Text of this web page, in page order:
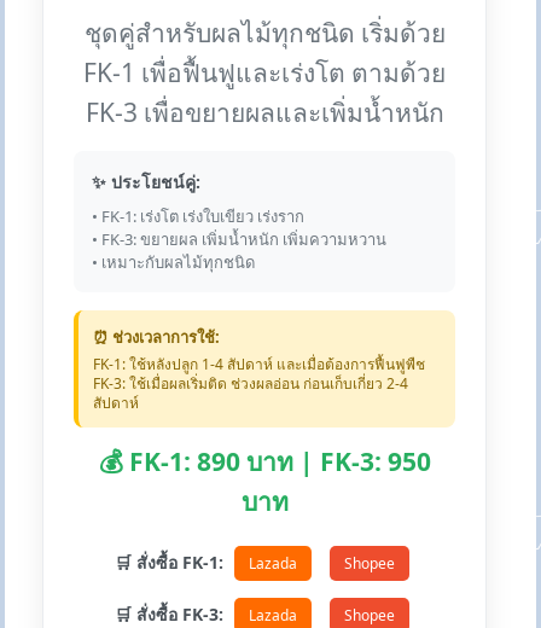
ชุดคู่สำหรับผลไม้ทุกชนิด เริ่มด้วย
FK-1 เพื่อฟื้นฟูและเร่งโต ตามด้วย
FK-3 เพื่อขยายผลและเพิ่มน้ำหนัก
✨ ประโยชน์คู่:
• FK-1: เร่งโต เร่งใบเขียว เร่งราก
• FK-3: ขยายผล เพิ่มน้ำหนัก เพิ่มความหวาน
• เหมาะกับผลไม้ทุกชนิด
⏰ ช่วงเวลาการใช้:
FK-1: ใช้หลังปลูก 1-4 สัปดาห์ และเมื่อต้องการฟื้นฟูพืช
FK-3: ใช้เมื่อผลเริ่มติด ช่วงผลอ่อน ก่อนเก็บเกี่ยว 2-4
สัปดาห์
💰 FK-1: 890 บาท | FK-3: 950
บาท
🛒 สั่งซื้อ FK-1: Lazada Shopee
🛒 สั่งซื้อ FK-3: Lazada Shopee